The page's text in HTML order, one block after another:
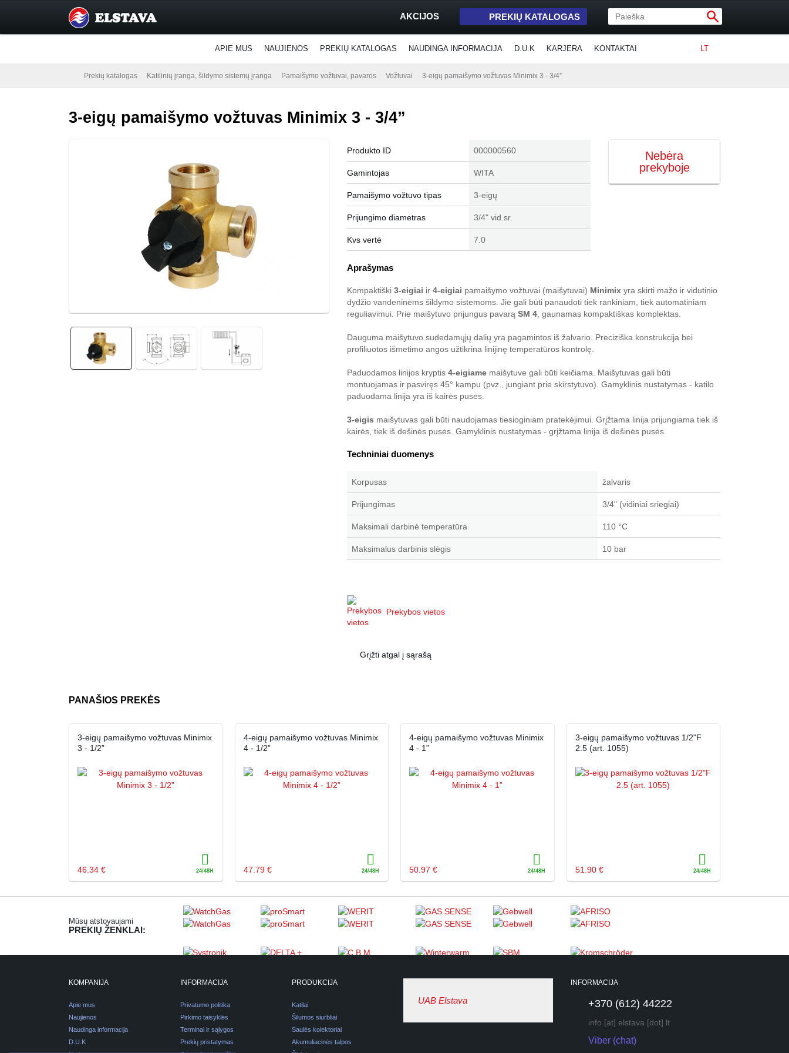
AKCIJOS PREKIŲ KATALOGAS
LT
APIE MUS NAUJIENOS PREKIŲ KATALOGAS NAUDINGA INFORMACIJA D.U.K KARJERA KONTAKTAI
Prekių katalogas Katilinių įranga, šildymo sistemų įranga Pamaišymo vožtuvai, pavaros Vožtuvai 3-eigų pamaišymo vožtuvas Minimix 3 - 3/4”
3-eigų pamaišymo vožtuvas Minimix 3 - 3/4”
Produkto ID 000000560
Gamintojas WITA
Pamaišymo vožtuvo tipas 3-eigų
Prijungimo diametras 3/4" vid.sr.
Kvs vertė 7.0
Nebėra
prekyboje
Aprašymas
Kompaktiški 3-eigiai ir 4-eigiai pamaišymo vožtuvai (maišytuvai) Minimix yra skirti mažo ir vidutinio
dydžio vandeninėms šildymo sistemoms. Jie gali būti panaudoti tiek rankiniam, tiek automatiniam
reguliavimui. Prie maišytuvo prijungus pavarą SM 4 , gaunamas kompaktiškas komplektas.
Dauguma maišytuvo sudedamųjų dalių yra pagamintos iš žalvario. Preciziška konstrukcija bei
profiliuotos išmetimo angos užtikrina linijinę temperatūros kontrolę.
Paduodamos linijos kryptis 4-eigiame maišytuve gali būti keičiama. Maišytuvas gali būti
montuojamas ir pasviręs 45° kampu (pvz., jungiant prie skirstytuvo). Gamyklinis nustatymas - katilo
paduodama linija yra iš kairės pusės.
3-eigis maišytuvas gali būti naudojamas tiesioginiam pratekėjimui. Grįžtama linija prijungiama tiek iš
kairės, tiek iš dešinės pusės. Gamyklinis nustatymas - grįžtama linija iš dešinės pusės.
Techniniai duomenys
Korpusas žalvaris
Prijungimas 3/4" (vidiniai sriegiai)
Maksimali darbinė temperatūra 110 °C
Maksimalus darbinis slėgis 10 bar
Prekybos vietos
Grįžti atgal į sąrašą
PANAŠIOS PREKĖS
3-eigų pamaišymo vožtuvas Minimix
3 - 1/2”
46.34 €
4-eigų pamaišymo vožtuvas Minimix
4 - 1/2”
47.79 €
4-eigų pamaišymo vožtuvas Minimix
4 - 1”
50.97 €
3-eigų pamaišymo vožtuvas 1/2"F
2.5 (art. 1055)
51.90 €
Mūsų atstovaujami
PREKIŲ ŽENKLAI:
KOMPANIJA
Apie mus
Naujienos
Naudinga informacija
D.U.K
INFORMACIJA
Privatumo politika
Pirkimo taisyklės
Terminai ir sąlygos
Prekių pristatymas
PRODUKCIJA
Katilai
Šilumos siurbliai
Saulės kolektoriai
Akumuliacinės talpos
UAB Elstava
INFORMACIJA
+370 (612) 44222
info [at] elstava [dot] lt
Viber (chat)